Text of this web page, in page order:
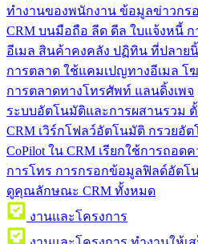
ทำงานของพนักงาน ข้อมูลข่าวกร
CRM บนมือถือ ลีด ดีล ใบแจ้งหนี้
อีเมล สินค้าคงคลัง ปฏิทิน ที่ปลาย
การตลาด ใช้แคมเปญทางอีเมล โ
การตลาดทางโทรศัพท์ แลนดิ้งเพจ
ระบบอัตโนมัติและการผสานรวม
CRM เวิร์กโฟลว์อัตโนมัติ กรวยอั
CoPilot ใน CRM เรียกใช้การถอด
การโทร การกรอกข้อมูลฟิลด์อัตโ
ดูคุณลักษณะ CRM ทั้งหมด
งานและโครงการ